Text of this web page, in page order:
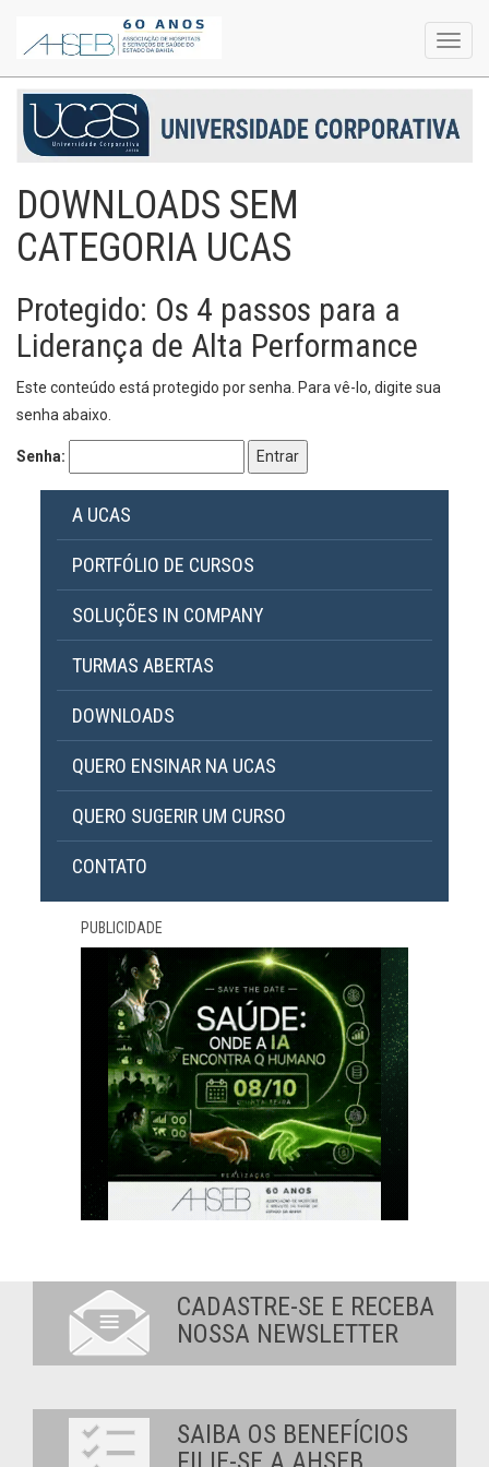
DOWNLOADS SEM
CATEGORIA UCAS
Protegido: Os 4 passos para a
Liderança de Alta Performance
Este conteúdo está protegido por senha. Para vê-lo, digite sua
senha abaixo.
Senha:
A UCAS
PORTFÓLIO DE CURSOS
SOLUÇÕES IN COMPANY
TURMAS ABERTAS
DOWNLOADS
QUERO ENSINAR NA UCAS
QUERO SUGERIR UM CURSO
CONTATO
PUBLICIDADE
CADASTRE-SE E RECEBA
NOSSA NEWSLETTER
SAIBA OS BENEFÍCIOS